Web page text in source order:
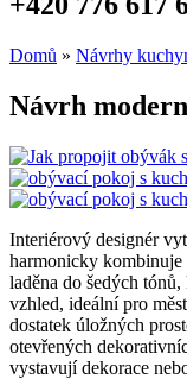
Domů » Návrhy
Návrh
Interiérový designér
harmonicky
laděna do šedých
vzhled, ideální pro
dostatek úložných
otevřených
vystavují dekorace